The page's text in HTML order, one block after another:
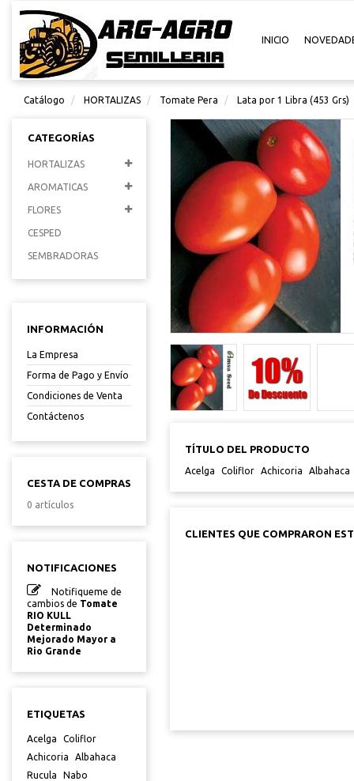
INICIO
Catálogo HORTALIZAS Tomate Pera Lata por 1 Libra (453 Grs)
CATEGORÍAS
HORTALIZAS
AROMATICAS
FLORES
CESPED
SEMBRADORAS
INFORMACIÓN
La Empresa
Forma de Pago y Envío
Condiciones de Venta
Contáctenos
CESTA DE COMPRAS
0 artículos
NOTIFICACIONES
Notifiqueme de
cambios de Tomate
RIO KULL
Determinado
Mejorado Mayor a
Rio Grande
ETIQUETAS
Acelga
Coliflor
Achicoria
Albahaca
Rucula
Nabo
TÍTULO DEL PRODUCTO
Acelga Coliflor Achicoria Albahaca
CLIENTES QUE COMPRARON